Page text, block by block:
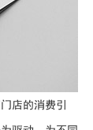
店的消费引